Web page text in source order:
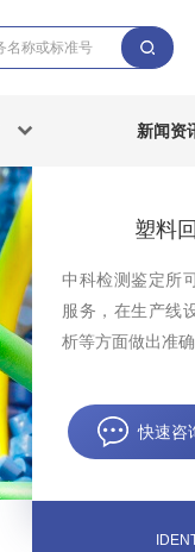
新闻资
塑料
中科检测鉴定所
服务，在生产线
析等方面做出准确
快速咨